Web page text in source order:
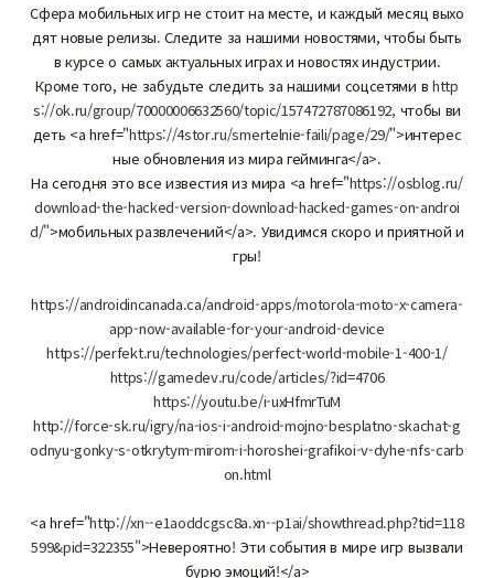
Сфера мобильных игр не стоит на месте, и каждый месяц выхо
дят новые релизы. Следите за нашими новостями, чтобы быть
в курсе о самых актуальных играх и новостях индустрии.
Кроме того, не забудьте следить за нашими соцсетями в http
s://ok.ru/group/70000006632560/topic/157472787086192, чтобы ви
деть <a href="https://4stor.ru/smertelnie-faili/page/29/">интерес
ные обновления из мира гейминга</a>.
На сегодня это все известия из мира <a href="https://osblog.ru/
download-the-hacked-version-download-hacked-games-on-androi
d/">мобильных развлечений</a>. Увидимся скоро и приятной и
гры!
https://androidincanada.ca/android-apps/motorola-moto-x-camera-
app-now-available-for-your-android-device
https://perfekt.ru/technologies/perfect-world-mobile-1-400-1/
https://gamedev.ru/code/articles/?id=4706
https://youtu.be/i-uxHfmrTuM
http://force-sk.ru/igry/na-ios-i-android-mojno-besplatno-skachat-g
odnyu-gonky-s-otkrytym-mirom-i-horoshei-grafikoi-v-dyhe-nfs-carb
on.html
<a href="http://xn--e1aoddcgsc8a.xn--p1ai/showthread.php?tid=118
599&pid=322355">Невероятно! Эти события в мире игр вызвали
бурю эмоций!</a>